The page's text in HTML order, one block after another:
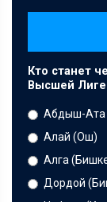
Кто станет
Высшей
Абдыш-Ата
Алай (Ош)
Алга
Дордой